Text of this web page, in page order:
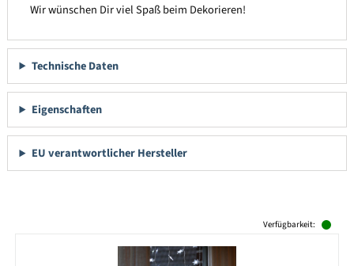
Wir wünschen Dir viel Spaß beim Dekorieren!
Technische Daten
Eigenschaften
EU verantwortlicher Hersteller
Verfügbarkeit: